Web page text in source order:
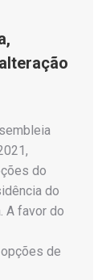
do
do
A favor do
de